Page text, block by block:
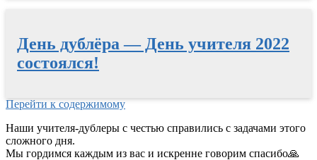
День дублёра — День учителя 2022
состоялся!
Перейти к содержимому
Наши учителя-дублеры с честью справились с задачами этого
сложного дня.
Мы гордимся каждым из вас и искренне говорим спасибо🙏